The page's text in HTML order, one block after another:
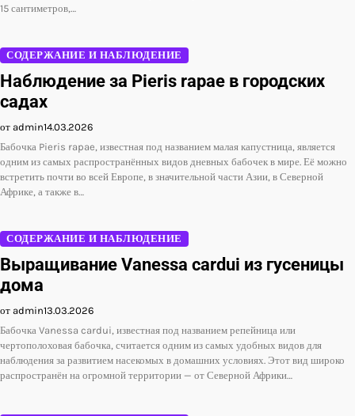
15 сантиметров,…
СОДЕРЖАНИЕ И НАБЛЮДЕНИЕ
Наблюдение за Pieris rapae в городских
садах
от admin14.03.2026
Бабочка Pieris rapae, известная под названием малая капустница, является
одним из самых распространённых видов дневных бабочек в мире. Её можно
встретить почти во всей Европе, в значительной части Азии, в Северной
Африке, а также в…
СОДЕРЖАНИЕ И НАБЛЮДЕНИЕ
Выращивание Vanessa cardui из гусеницы
дома
от admin13.03.2026
Бабочка Vanessa cardui, известная под названием репейница или
чертополоховая бабочка, считается одним из самых удобных видов для
наблюдения за развитием насекомых в домашних условиях. Этот вид широко
распространён на огромной территории — от Северной Африки…